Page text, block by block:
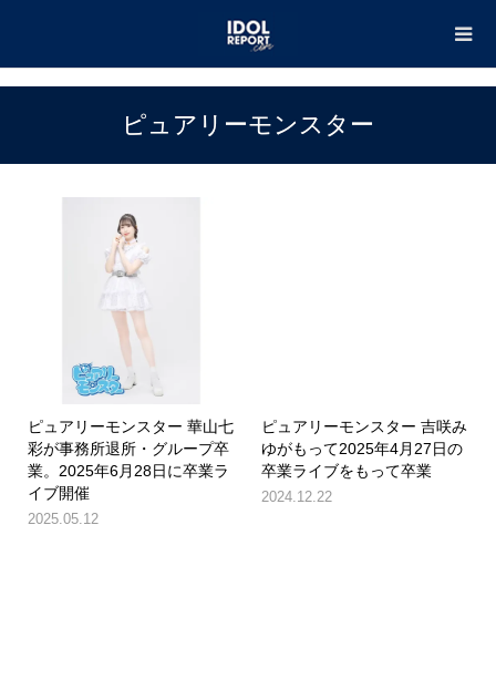
ピュアリーモンスター
ピュアリーモンスター 華山七
彩が事務所退所・グループ卒
業。2025年6月28日に卒業ラ
イブ開催
2025.05.12
ピュアリーモンスター 吉咲み
ゆがもって2025年4月27日の
卒業ライブをもって卒業
2024.12.22